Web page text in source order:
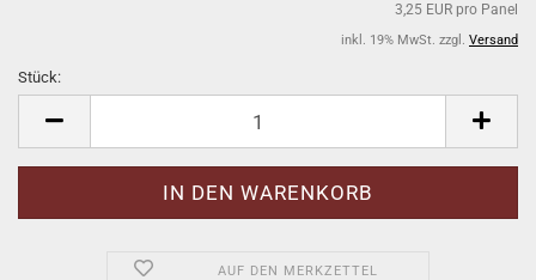
3,25 EUR pro Panel
inkl. 19% MwSt. zzgl. Versand
Stück:
AUF DEN MERKZETTEL